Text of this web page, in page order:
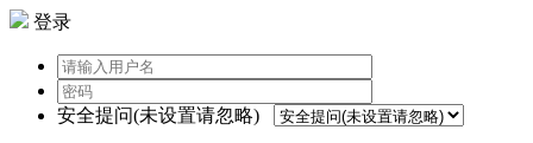
登录
安全提问(未设置请忽略)